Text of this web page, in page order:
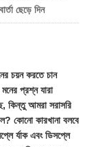
ছেড়ে দিন
চয়ন করতে চান
প্রশ্ন যারা
কিন্তু আমরা সরাসরি
কোনো কারখানা বলবে
র্যাক এবং ডিসপ্লে